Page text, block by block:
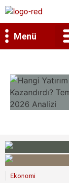
Menü
Ekonomi